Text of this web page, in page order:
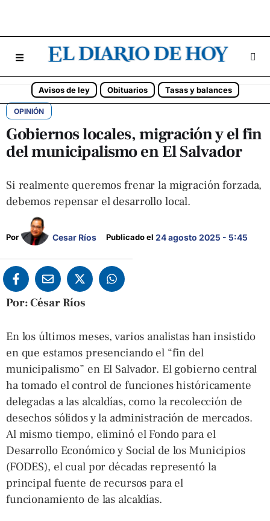
Avisos de ley Obituarios Tasas y balances
OPINIÓN
Gobiernos locales, migración y el fin
del municipalismo en El Salvador
Si realmente queremos frenar la migración forzada,
debemos repensar el desarrollo local.
Por Cesar Ríos Publicado el 24 agosto 2025 - 5:45
Por: César Ríos
En los últimos meses, varios analistas han insistido
en que estamos presenciando el “fin del
municipalismo” en El Salvador. El gobierno central
ha tomado el control de funciones históricamente
delegadas a las alcaldías, como la recolección de
desechos sólidos y la administración de mercados.
Al mismo tiempo, eliminó el Fondo para el
Desarrollo Económico y Social de los Municipios
(FODES), el cual por décadas representó la
principal fuente de recursos para el
funcionamiento de las alcaldías.